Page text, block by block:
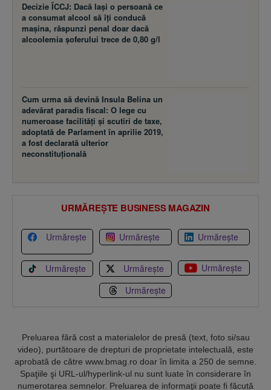
Decizie ÎCCJ: Dacă laşi o persoană ce
a consumat alcool să îţi conducă
maşina, răspunzi penal doar dacă
alcoolemia şoferului trece de 0,80 g/l
Cum urma să devină Insula Belina un
adevărat paradis fiscal: O lege cu
numeroase facilităţi şi scutiri de taxe,
adoptată de Parlament în aprilie 2019,
a fost declarată ulterior
neconstituţională
URMĂREȘTE BUSINESS MAGAZIN
Urmărește Urmărește Urmărește
Urmărește Urmărește
Urmărește
Urmărește
Preluarea fără cost a materialelor de presă (text, foto si/sau
video), purtătoare de drepturi de proprietate intelectuală, este
aprobată de către www.bmag.ro doar în limita a 250 de semne.
Spaţiile şi URL-ul/hyperlink-ul nu sunt luate în considerare în
numerotarea semnelor. Preluarea de informaţii poate fi făcută